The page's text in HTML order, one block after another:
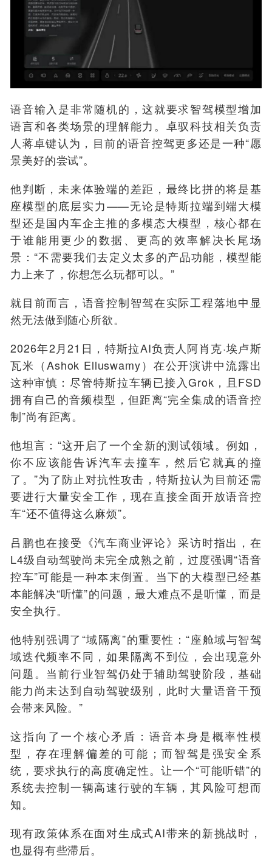
语音输入是非常随机的，这就要求智驾模型增加
语言和各类场景的理解能力。卓驭科技相关负责
人蒋卓键认为，目前的语音控驾更多还是一种“愿
景美好的尝试”。
他判断，未来体验端的差距，最终比拼的将是基
座模型的底层实力——无论是特斯拉端到端大模
型还是国内车企主推的多模态大模型，核心都在
于谁能用更少的数据、更高的效率解决长尾场
景：“不需要我们去定义太多的产品功能，模型能
力上来了，你想怎么玩都可以。”
就目前而言，语音控制智驾在实际工程落地中显
然无法做到随心所欲。
2026年2月21日，特斯拉AI负责人阿肖克·埃卢斯
瓦米（Ashok Elluswamy）在公开演讲中流露出
这种审慎：尽管特斯拉车辆已接入Grok，且FSD
拥有自己的音频模型，但距离“完全集成的语音控
制”尚有距离。
他坦言：“这开启了一个全新的测试领域。例如，
你不应该能告诉汽车去撞车，然后它就真的撞
了。”为了防止对抗性攻击，特斯拉认为目前还需
要进行大量安全工作，现在直接全面开放语音控
车“还不值得这么麻烦”。
吕鹏也在接受《汽车商业评论》采访时指出，在
L4级自动驾驶尚未完全成熟之前，过度强调“语音
控车”可能是一种本末倒置。当下的大模型已经基
本能解决“听懂”的问题，最大难点不是听懂，而是
安全执行。
他特别强调了“域隔离”的重要性：“座舱域与智驾
域迭代频率不同，如果隔离不到位，会出现意外
问题。当前行业智驾仍处于辅助驾驶阶段，基础
能力尚未达到自动驾驶级别，此时大量语音干预
会带来风险。”
这指向了一个核心矛盾：语音本身是概率性模
型，存在理解偏差的可能；而智驾是强安全系
统，要求执行的高度确定性。让一个“可能听错”的
系统去控制一辆高速行驶的车辆，其风险可想而
知。
现有政策体系在面对生成式AI带来的新挑战时，
也显得有些滞后。